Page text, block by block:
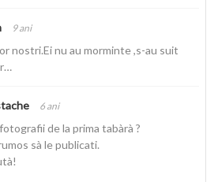
9 ani
nostri.Ei nu au morminte ,s-au suit
6 ani
de la prima tabàrà ?
sà le publicati.